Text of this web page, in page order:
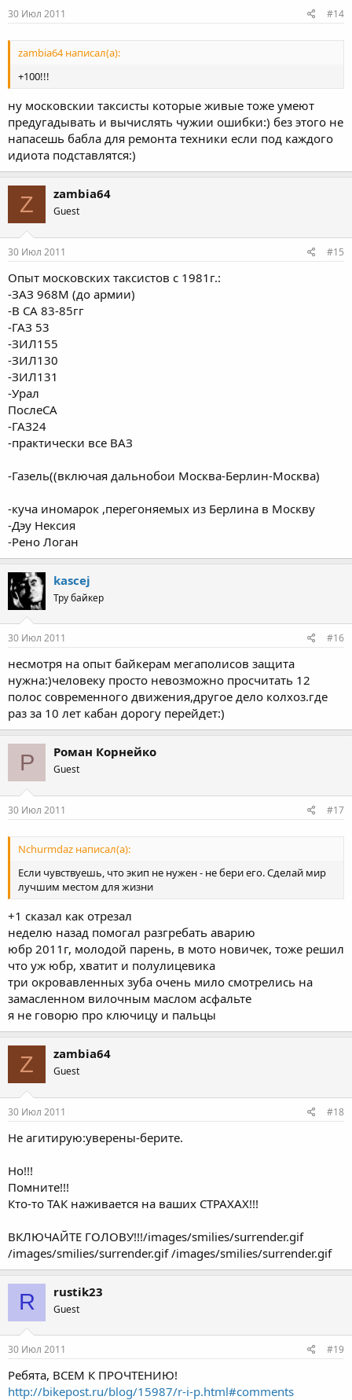
30 Июл 2011 #14
zambia64 написал(а):
+100!!!
ну московскии таксисты которые живые тоже умеют
предугадывать и вычислять чужии ошибки:) без этого не
напасешь бабла для ремонта техники если под каждого
идиота подставлятся:)
Z zambia64
Guest
30 Июл 2011 #15
Опыт московских таксистов с 1981г.:
-ЗАЗ 968М (до армии)
-В СА 83-85гг
-ГАЗ 53
-ЗИЛ155
-ЗИЛ130
-ЗИЛ131
-Урал
ПослеСА
-ГАЗ24
-практически все ВАЗ
-Газель((включая дальнобои Москва-Берлин-Москва)
-куча иномарок ,перегоняемых из Берлина в Москву
-Дэу Нексия
-Рено Логан
kascej
Тру байкер
30 Июл 2011 #16
несмотря на опыт байкерам мегаполисов защита
нужна:)человеку просто невозможно просчитать 12
полос современного движения,другое дело колхоз.где
раз за 10 лет кабан дорогу перейдет:)
Р Роман Корнейко
Guest
30 Июл 2011 #17
Nchurmdaz написал(а):
Если чувствуешь, что экип не нужен - не бери его. Сделай мир
лучшим местом для жизни
+1 сказал как отрезал
неделю назад помогал разгребать аварию
юбр 2011г, молодой парень, в мото новичек, тоже решил
что уж юбр, хватит и полулицевика
три окровавленных зуба очень мило смотрелись на
замасленном вилочным маслом асфальте
я не говорю про ключицу и пальцы
Z zambia64
Guest
30 Июл 2011 #18
Не агитирую:уверены-берите.
Но!!!
Помните!!!
Кто-то ТАК наживается на ваших СТРАХАХ!!!
ВКЛЮЧАЙТЕ ГОЛОВУ!!!/images/smilies/surrender.gif
/images/smilies/surrender.gif /images/smilies/surrender.gif
R rustik23
Guest
30 Июл 2011 #19
Ребята, ВСЕМ К ПРОЧТЕНИЮ!
http://bikepost.ru/blog/15987/r-i-p.html#comments